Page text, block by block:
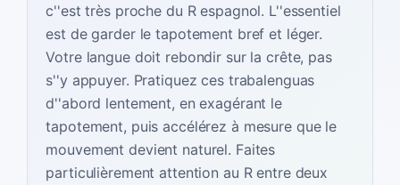
c''est très proche du R espagnol. L''essentiel
est de garder le tapotement bref et léger.
Votre langue doit rebondir sur la crête, pas
s''y appuyer. Pratiquez ces trabalenguas
d''abord lentement, en exagérant le
tapotement, puis accélérez à mesure que le
mouvement devient naturel. Faites
particulièrement attention au R entre deux